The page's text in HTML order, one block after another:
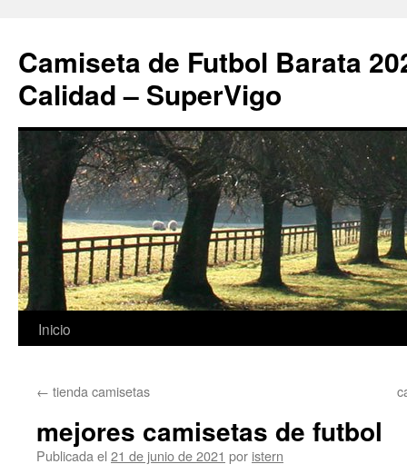
Camiseta de Futbol Barata
Calidad – SuperVigo
Saltar
contenido
Inicio
← tienda camisetas
mejores camisetas de futbol
Publicada el 21 de junio de 2021 por istern